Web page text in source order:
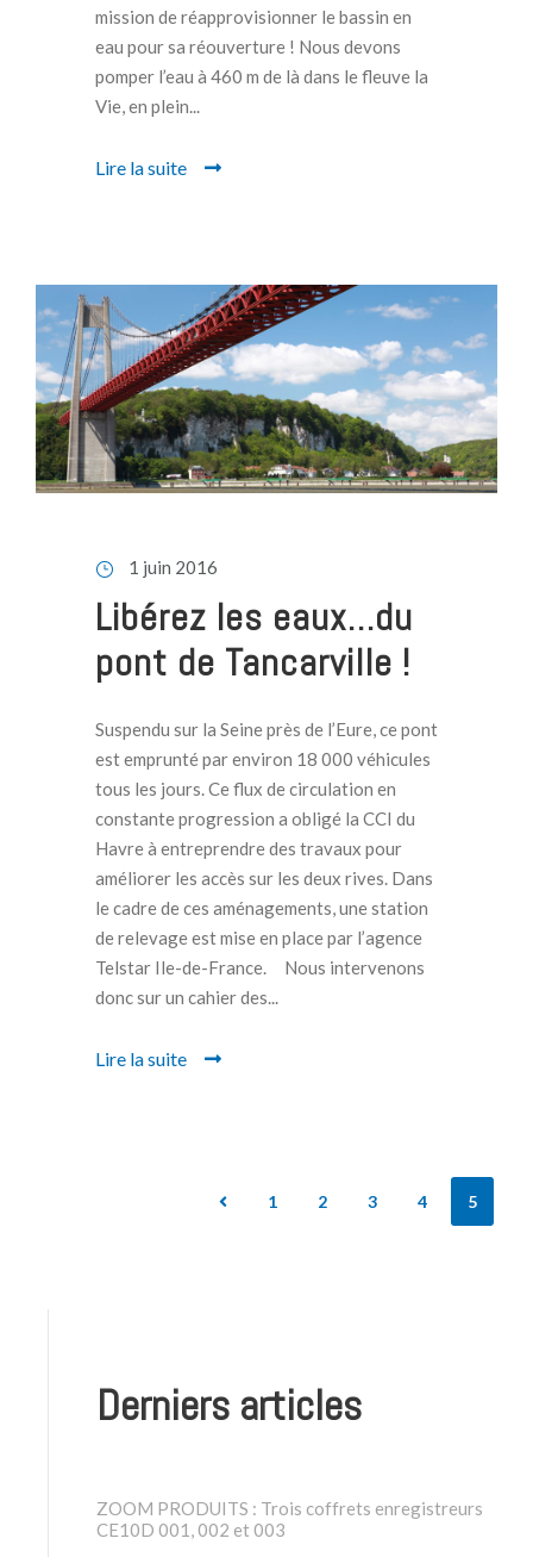
mission de réapprovisionner le bassin en
eau pour sa réouverture ! Nous devons
pomper l’eau à 460 m de là dans le fleuve la
Vie, en plein...
Lire la suite
1 juin 2016
Libérez les eaux…du
pont de Tancarville !
Suspendu sur la Seine près de l’Eure, ce pont
est emprunté par environ 18 000 véhicules
tous les jours. Ce flux de circulation en
constante progression a obligé la CCI du
Havre à entreprendre des travaux pour
améliorer les accès sur les deux rives. Dans
le cadre de ces aménagements, une station
de relevage est mise en place par l’agence
Telstar Ile-de-France. Nous intervenons
donc sur un cahier des...
Lire la suite
1 2 3 4 5
Derniers articles
ZOOM PRODUITS : Trois coffrets enregistreurs
CE10D 001, 002 et 003